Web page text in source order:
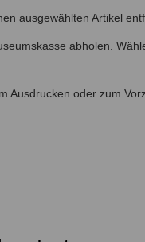
ausgewählten Artikel
abholen.
Ausdrucken oder zum